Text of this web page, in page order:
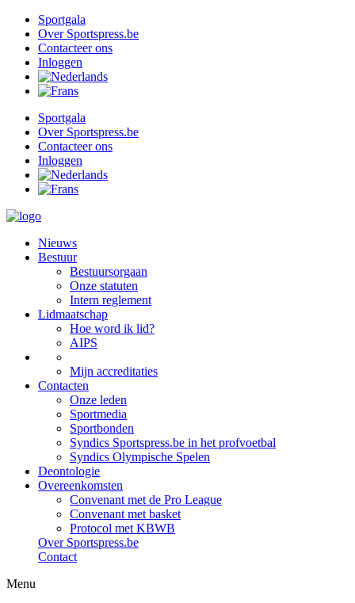
naar
inhoud
Sportgala
Over Sportspress.be
Contacteer ons
Inloggen
Sportgala
Over Sportspress.be
Contacteer ons
Inloggen
Nieuws
Bestuur
Bestuursorgaan
Onze statuten
Intern reglement
Lidmaatschap
Hoe word ik lid?
AIPS
Mijn accreditaties
Contacten
Onze leden
Sportmedia
Sportbonden
Syndics Sportspress.be in het profvoetbal
Syndics Olympische Spelen
Deontologie
Overeenkomsten
Convenant met de Pro League
Convenant met basket
Protocol met KBWB
Over Sportspress.be
Contact
Menu